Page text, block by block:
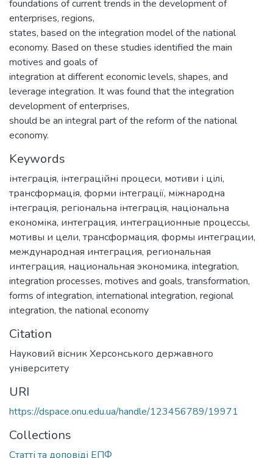
foundations of current trends in the development of
enterprises, regions,
states, based on the integration model of the national
economy. Based on these studies identified the main
motives and goals of
integration at different economic levels, shapes, and
leverage integration. It was found that the integration
development of enterprises,
should be an integral part of the reform of the national
economy.
Keywords
інтеграція, інтеграційні процеси, мотиви і цілі,
трансформація, форми інтеграції, міжнародна
інтеграція, регіональна інтеграція, національна
економіка, интеграция, интеграционные процессы,
мотивы и цели, трансформация, формы интеграции,
международная интеграция, региональная
интеграция, национальная экономика, integration,
integration processes, motives and goals, transformation,
forms of integration, international integration, regional
integration, the national economy
Citation
Науковий вісник Херсонського державного
університету
URI
https://dspace.onu.edu.ua/handle/123456789/19971
Collections
Статті та доповіді ЕПФ